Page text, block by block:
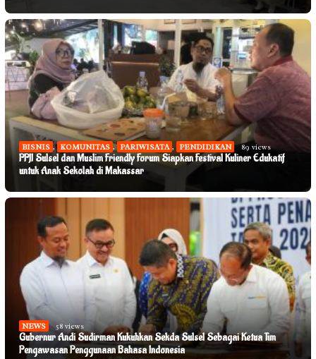
BISNIS , KOMUNITAS , PARIWISATA , PENDIDIKAN 89 views
PPJI Sulsel dan Muslim Friendly Forum Siapkan Festival Kuliner Edukatif
untuk Anak Sekolah di Makassar
NEWS 58 views
Gubernur Andi Sudirman Kukuhkan Sekda Sulsel Sebagai Ketua Tim
Pengawasan Penggunaan Bahasa Indonesia